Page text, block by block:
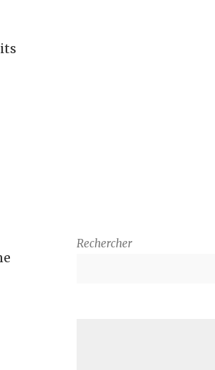
Rechercher